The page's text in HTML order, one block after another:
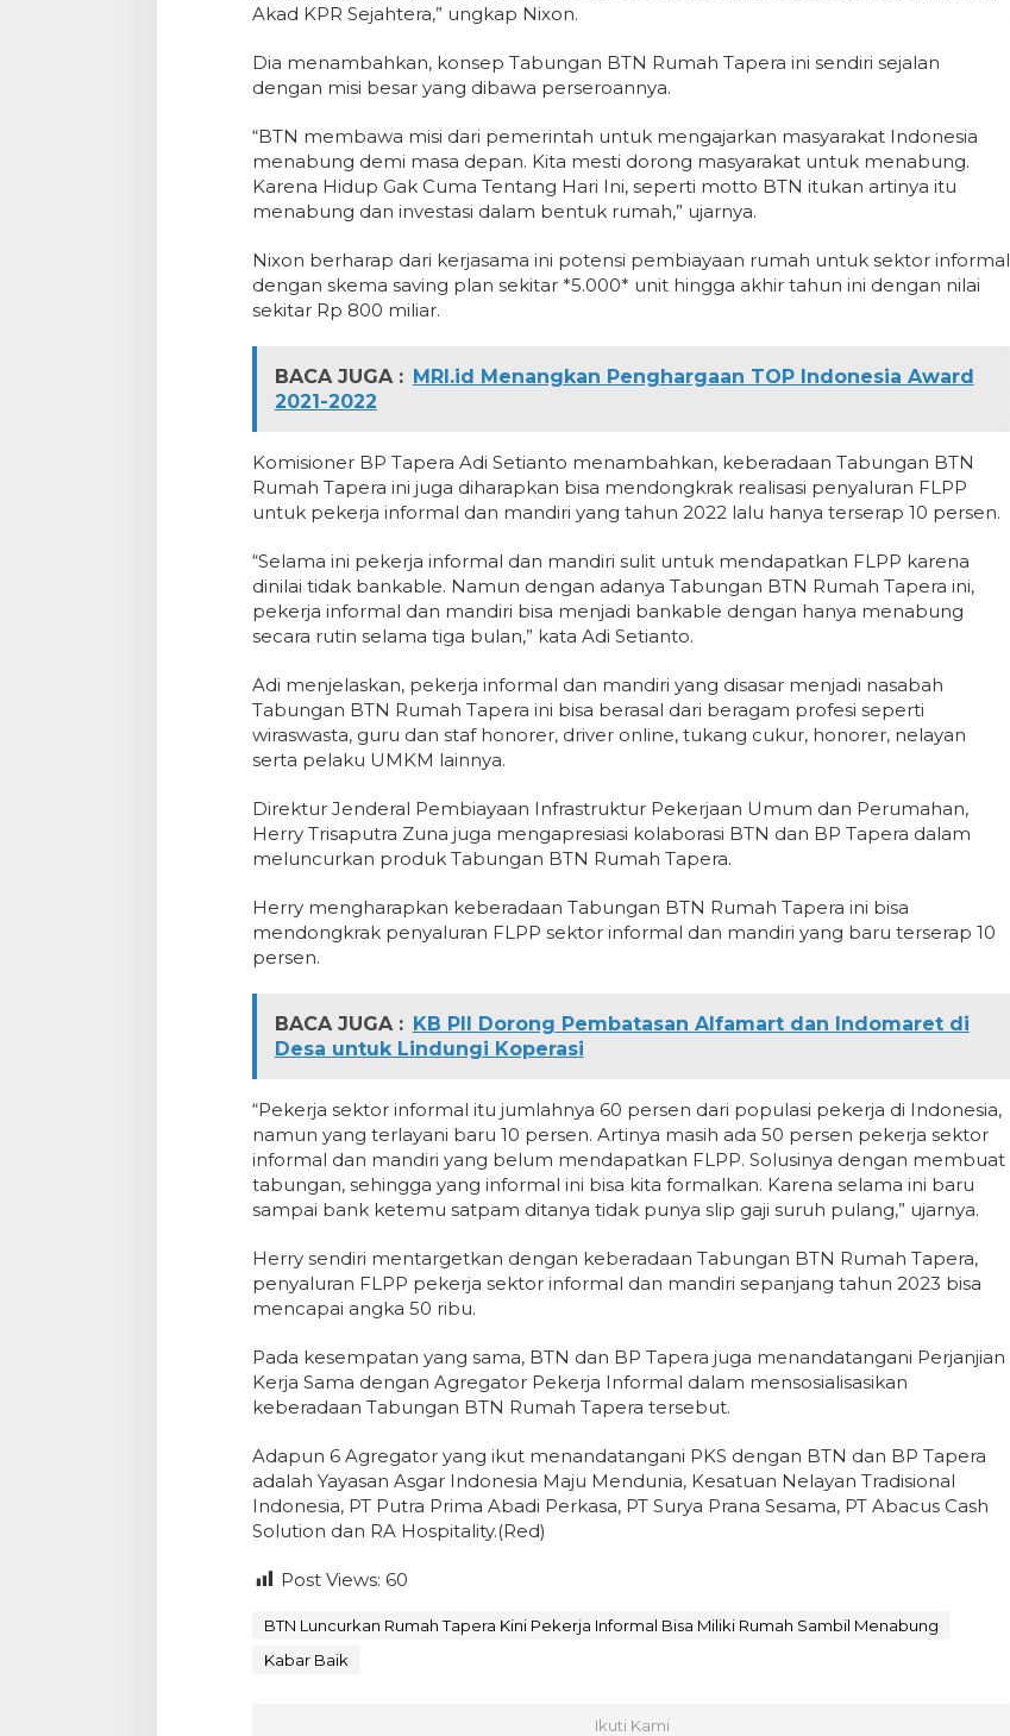
Akad KPR Sejahtera,” ungkap Nixon.
Dia menambahkan, konsep Tabungan BTN Rumah Tapera ini sendiri sejalan
dengan misi besar yang dibawa perseroannya.
“BTN membawa misi dari pemerintah untuk mengajarkan masyarakat Indonesia
menabung demi masa depan. Kita mesti dorong masyarakat untuk menabung.
Karena Hidup Gak Cuma Tentang Hari Ini, seperti motto BTN itukan artinya itu
menabung dan investasi dalam bentuk rumah,” ujarnya.
Nixon berharap dari kerjasama ini potensi pembiayaan rumah untuk sektor informal
dengan skema saving plan sekitar *5.000* unit hingga akhir tahun ini dengan nilai
sekitar Rp 800 miliar.
BACA JUGA : MRI.id Menangkan Penghargaan TOP Indonesia Award
2021-2022
Komisioner BP Tapera Adi Setianto menambahkan, keberadaan Tabungan BTN
Rumah Tapera ini juga diharapkan bisa mendongkrak realisasi penyaluran FLPP
untuk pekerja informal dan mandiri yang tahun 2022 lalu hanya terserap 10 persen.
“Selama ini pekerja informal dan mandiri sulit untuk mendapatkan FLPP karena
dinilai tidak bankable. Namun dengan adanya Tabungan BTN Rumah Tapera ini,
pekerja informal dan mandiri bisa menjadi bankable dengan hanya menabung
secara rutin selama tiga bulan,” kata Adi Setianto.
Adi menjelaskan, pekerja informal dan mandiri yang disasar menjadi nasabah
Tabungan BTN Rumah Tapera ini bisa berasal dari beragam profesi seperti
wiraswasta, guru dan staf honorer, driver online, tukang cukur, honorer, nelayan
serta pelaku UMKM lainnya.
Direktur Jenderal Pembiayaan Infrastruktur Pekerjaan Umum dan Perumahan,
Herry Trisaputra Zuna juga mengapresiasi kolaborasi BTN dan BP Tapera dalam
meluncurkan produk Tabungan BTN Rumah Tapera.
Herry mengharapkan keberadaan Tabungan BTN Rumah Tapera ini bisa
mendongkrak penyaluran FLPP sektor informal dan mandiri yang baru terserap 10
persen.
BACA JUGA : KB PII Dorong Pembatasan Alfamart dan Indomaret di
Desa untuk Lindungi Koperasi
“Pekerja sektor informal itu jumlahnya 60 persen dari populasi pekerja di Indonesia,
namun yang terlayani baru 10 persen. Artinya masih ada 50 persen pekerja sektor
informal dan mandiri yang belum mendapatkan FLPP. Solusinya dengan membuat
tabungan, sehingga yang informal ini bisa kita formalkan. Karena selama ini baru
sampai bank ketemu satpam ditanya tidak punya slip gaji suruh pulang,” ujarnya.
Herry sendiri mentargetkan dengan keberadaan Tabungan BTN Rumah Tapera,
penyaluran FLPP pekerja sektor informal dan mandiri sepanjang tahun 2023 bisa
mencapai angka 50 ribu.
Pada kesempatan yang sama, BTN dan BP Tapera juga menandatangani Perjanjian
Kerja Sama dengan Agregator Pekerja Informal dalam mensosialisasikan
keberadaan Tabungan BTN Rumah Tapera tersebut.
Adapun 6 Agregator yang ikut menandatangani PKS dengan BTN dan BP Tapera
adalah Yayasan Asgar Indonesia Maju Mendunia, Kesatuan Nelayan Tradisional
Indonesia, PT Putra Prima Abadi Perkasa, PT Surya Prana Sesama, PT Abacus Cash
Solution dan RA Hospitality.(Red)
Post Views: 60
BTN Luncurkan Rumah Tapera Kini Pekerja Informal Bisa Miliki Rumah Sambil Menabung
Kabar Baik
Ikuti Kami